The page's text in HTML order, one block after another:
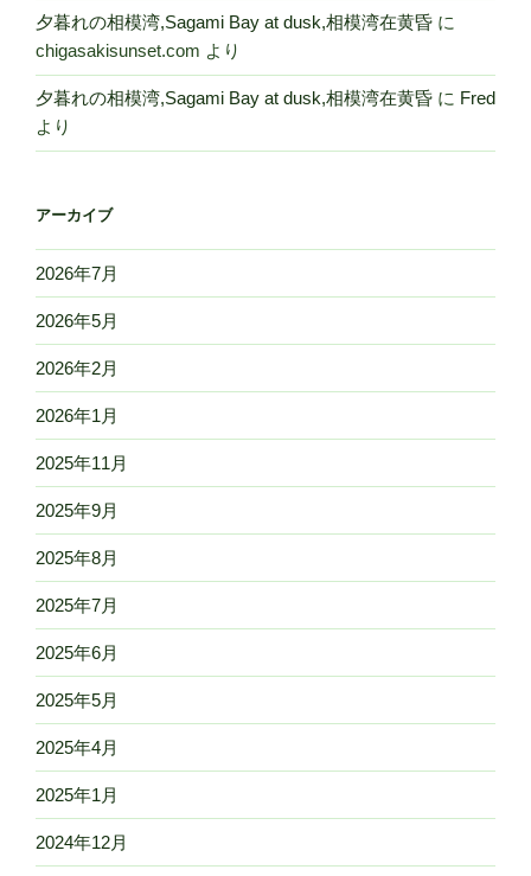
夕暮れの相模湾,Sagami Bay at dusk,相模湾在黄昏 に
chigasakisunset.com より
夕暮れの相模湾,Sagami Bay at dusk,相模湾在黄昏 に Fred
より
アーカイブ
2026年7月
2026年5月
2026年2月
2026年1月
2025年11月
2025年9月
2025年8月
2025年7月
2025年6月
2025年5月
2025年4月
2025年1月
2024年12月